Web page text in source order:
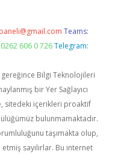
Teams:
606 0 726 Telegram:
gereğince Bilgi Teknolojileri
bir Yer Sağlayıcı
sitedeki içerikleri proaktif
bulunmamaktadır.
taşımakta olup,
sayılırlar. Bu internet